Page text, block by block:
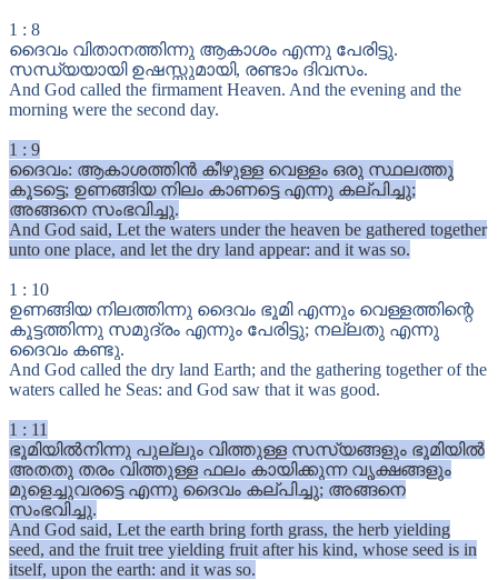
1 : 8
ദൈവം വിതാനത്തിന്നു ആകാശം എന്നു പേരിട്ടു.
സന്ധ്യയായി ഉഷസ്സുമായി, രണ്ടാം ദിവസം.
And God called the firmament Heaven. And the evening and the
morning were the second day.
1 : 9
ദൈവം: ആകാശത്തിൻ കീഴുള്ള വെള്ളം ഒരു സ്ഥലത്തു
കൂടട്ടെ; ഉണങ്ങിയ നിലം കാണട്ടെ എന്നു കല്പിച്ചു;
അങ്ങനെ സംഭവിച്ചു.
And God said, Let the waters under the heaven be gathered together
unto one place, and let the dry land appear: and it was so.
1 : 10
ഉണങ്ങിയ നിലത്തിന്നു ദൈവം ഭൂമി എന്നും വെള്ളത്തിന്റെ
കൂട്ടത്തിന്നു സമുദ്രം എന്നും പേരിട്ടു; നല്ലതു എന്നു
ദൈവം കണ്ടു.
And God called the dry land Earth; and the gathering together of the
waters called he Seas: and God saw that it was good.
1 : 11
ഭൂമിയിൽനിന്നു പുല്ലും വിത്തുള്ള സസ്യങ്ങളും ഭൂമിയിൽ
അതതു തരം വിത്തുള്ള ഫലം കായിക്കുന്ന വൃക്ഷങ്ങളും
മുളെച്ചുവരട്ടെ എന്നു ദൈവം കല്പിച്ചു; അങ്ങനെ
സംഭവിച്ചു.
And God said, Let the earth bring forth grass, the herb yielding
seed, and the fruit tree yielding fruit after his kind, whose seed is in
itself, upon the earth: and it was so.